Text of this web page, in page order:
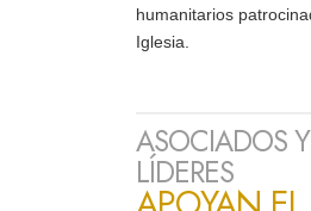
humanitarios
Iglesia.
ASOCIADOS Y
LÍDERES